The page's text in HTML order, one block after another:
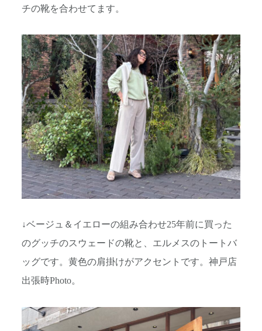
チの靴を合わせてます。
↓ベージュ＆イエローの組み合わせ25年前に買った
のグッチのスウェードの靴と、エルメスのトートバ
ッグです。黄色の肩掛けがアクセントです。神戸店
出張時Photo。